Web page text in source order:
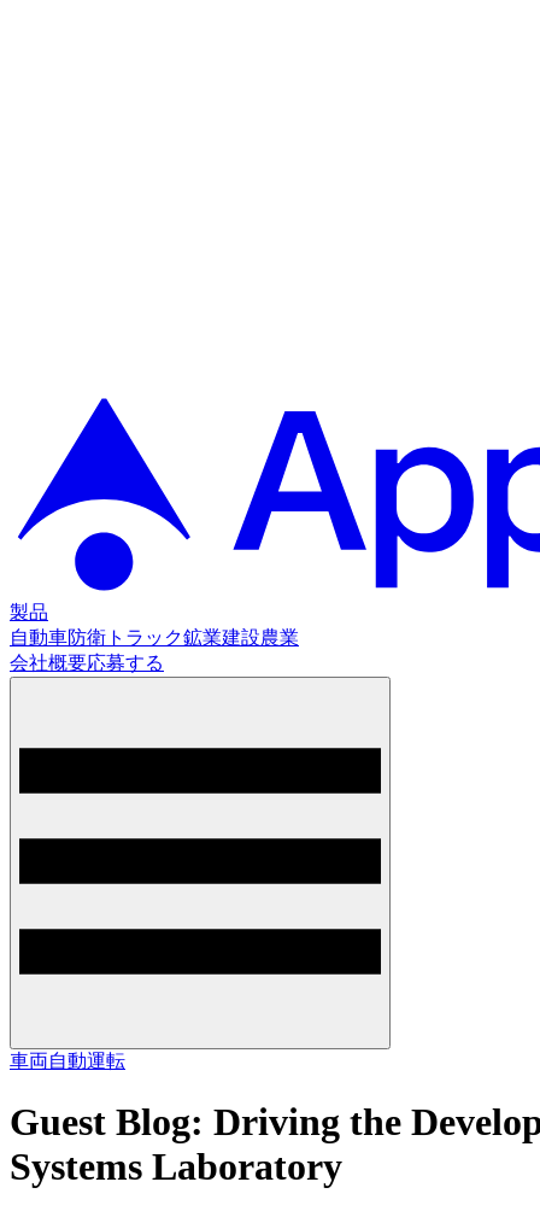
製品
自動車防衛 トラック鉱業建設農業
会社概要応募する
車両自動運転
Guest Blog: Driving the
Systems Laboratory